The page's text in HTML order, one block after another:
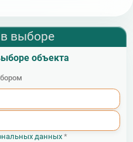
выборе
объекта
данных *